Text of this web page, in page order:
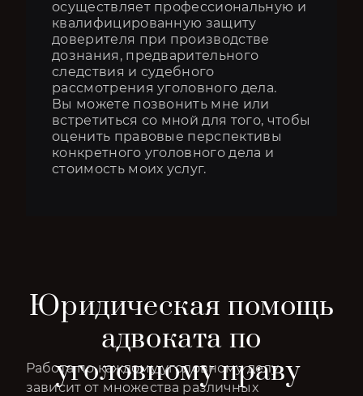
осуществляет профессиональную и
квалифицированную защиту
доверителя при производстве
дознания, предварительного
следствия и судебного
рассмотрения уголовного дела.
Вы можете позвонить мне или
встретиться со мной для того, чтобы
оценить правовые перспективы
конкретного уголовного дела и
стоимость моих услуг.
Юридическая помощь
адвоката по
уголовному праву
Работа по каждому уголовному делу
зависит от множества различных